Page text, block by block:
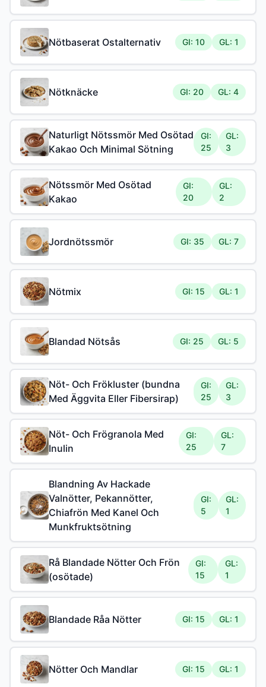
Nötbaserat Ostalternativ GI: 10 GL: 1
Nötknäcke GI: 20 GL: 4
Naturligt Nötssmör Med Osötad
Kakao Och Minimal Sötning
GI:
25
GL:
3
Nötssmör Med Osötad
Kakao
GI:
20
GL:
2
Jordnötssmör GI: 35 GL: 7
Nötmix GI: 15 GL: 1
Blandad Nötsås GI: 25 GL: 5
Nöt- Och Frökluster (bundna
Med Äggvita Eller Fibersirap)
GI:
25
GL:
3
Nöt- Och Frögranola Med
Inulin
GI:
25
GL:
7
Blandning Av Hackade
Valnötter, Pekannötter,
Chiafrön Med Kanel Och
Munkfruktsötning
GI:
5
GL:
1
Rå Blandade Nötter Och Frön
(osötade)
GI:
15
GL:
1
Blandade Råa Nötter GI: 15 GL: 1
Nötter Och Mandlar GI: 15 GL: 1